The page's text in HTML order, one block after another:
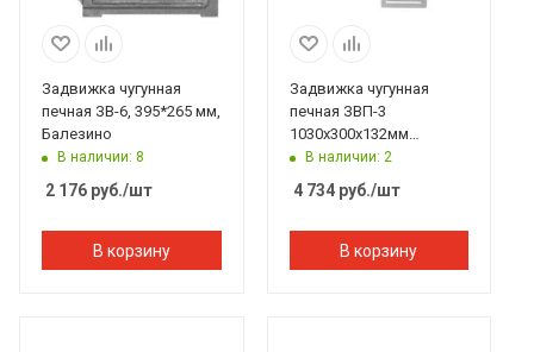
Задвижка чугунная
печная ЗВ-6, 395*265 мм,
Балезино
В наличии: 8
2 176 руб./шт
В корзину
Задвижка чугунная
печная ЗВП-3
1030х300х132мм
Рубцовск
В наличии: 2
4 734руб./шт
В корзину